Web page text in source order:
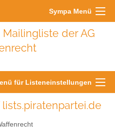
Sympa Menü
der AG
für Listeneinstellungen